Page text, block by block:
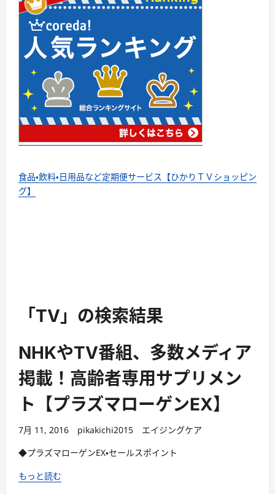
食品・飲料・日用品など定期便サービス【ひかりＴＶショッピン
グ】
「TV」の検索結果
NHKやTV番組、多数メディア
掲載！高齢者専用サプリメン
ト【プラズマローゲンEX】
7月 11, 2016 pikakichi2015
エイジングケア
◆プラズマローゲンEX・セールスポイント
もっと読む